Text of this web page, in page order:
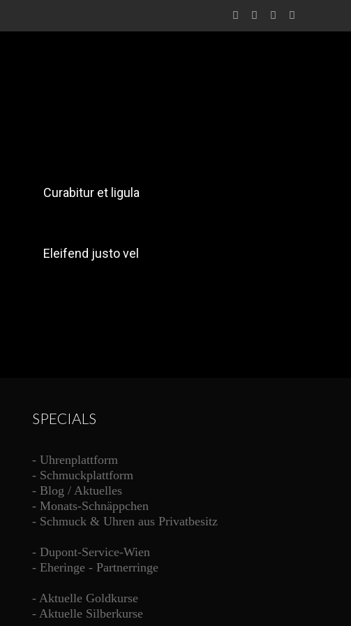
Curabitur et ligula
Eleifend justo vel
SPECIALS
-Uhrenplattform
- Schmuckplattform
-Blog / Aktuelles
-Monats-Schnäppchen
- Schmuck & Uhren aus Privatbesitz
-Dupont-Service-Wien
-Eheringe - Partnerringe
-Aktuelle Goldkurse
-Aktuelle Silberkurse